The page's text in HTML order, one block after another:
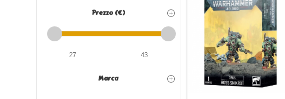
Prezzo (€)
Marca